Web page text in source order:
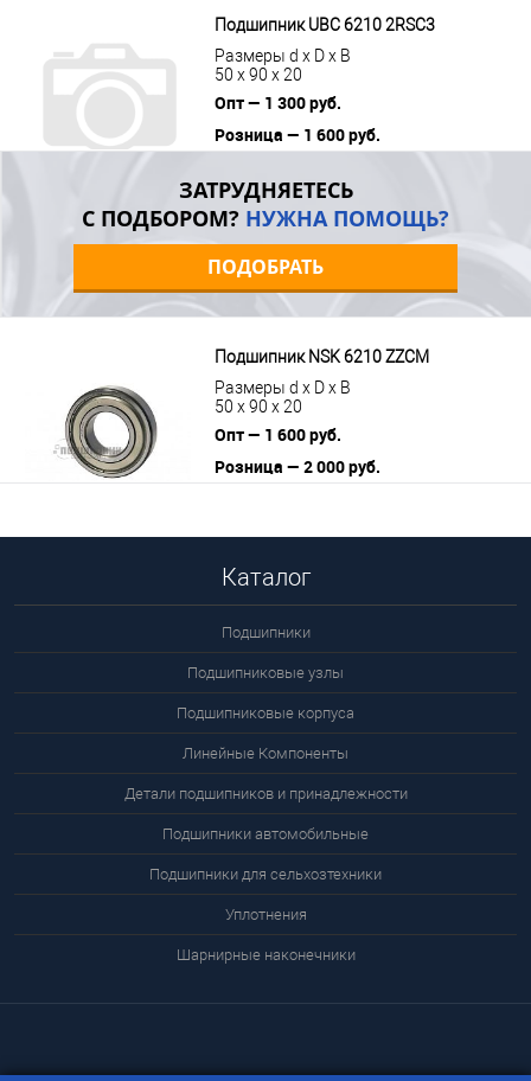
Подшипник UBC 6210 2RSС3
Размеры d x D x B
50 x 90 x 20
Опт — 1 300 руб.
Розница — 1 600 руб.
ЗАТРУДНЯЕТЕСЬ
С ПОДБОРОМ? НУЖНА ПОМОЩЬ?
ПОДОБРАТЬ
Подшипник NSK 6210 ZZCM
Размеры d x D x B
50 x 90 x 20
Опт — 1 600 руб.
Розница — 2 000 руб.
Каталог
Подшипники
Подшипниковые узлы
Подшипниковые корпуса
Линейные Компоненты
Детали подшипников и принадлежности
Подшипники автомобильные
Подшипники для сельхозтехники
Уплотнения
Шарнирные наконечники